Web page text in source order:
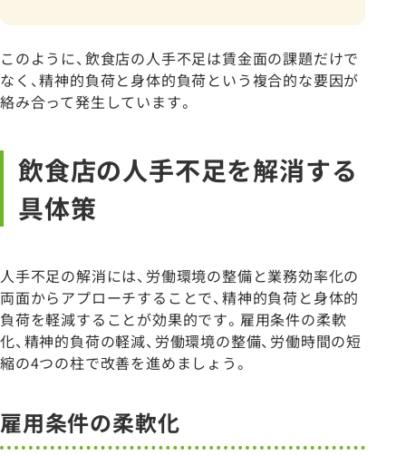
このように、飲食店の人手不足は賃金面の課題だけで
なく、精神的負荷と身体的負荷という複合的な要因が
絡み合って発生しています。
飲食店の人手不足を解消する
具体策
人手不足の解消には、労働環境の整備と業務効率化の
両面からアプローチすることで、精神的負荷と身体的
負荷を軽減することが効果的です。雇用条件の柔軟
化、精神的負荷の軽減、労働環境の整備、労働時間の短
縮の4つの柱で改善を進めましょう。
雇用条件の柔軟化